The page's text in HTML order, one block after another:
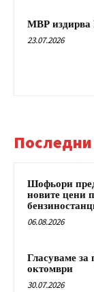
МВР издирва
23.07.2026
Шофьори
новите цени
06.08.2026
Гласуваме за
октомври
30.07.2026